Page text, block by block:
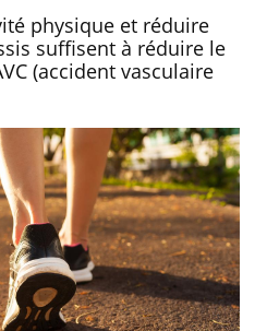
physique et réduire
suffisent à réduire le
(accident vasculaire